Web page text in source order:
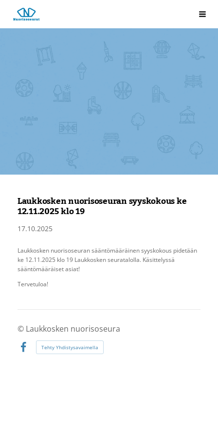
Siirry
sivun
sisältöön
Laukkosken nuorisoseura
Laukkosken nuorisoseuran syyskokous ke
12.11.2025 klo 19
17.10.2025
Laukkosken nuorisoseuran sääntömääräinen syyskokous pidetään
ke 12.11.2025 klo 19 Laukkosken seuratalolla. Käsittelyssä
sääntömääräiset asiat!
Tervetuloa!
© Laukkosken nuorisoseura
Facebook
Tehty Yhdistysavaimella